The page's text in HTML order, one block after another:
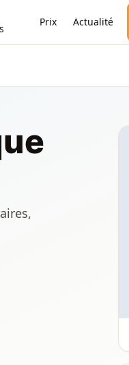
Prix Actualité